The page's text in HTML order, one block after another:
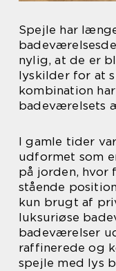
Spejle har
nylig, at de er
lyskilder for at
kombination
badeværelsets
I gamle tider
udformet som
på jorden, hvor
stående
kun brugt af
luksuriøse
badeværelser
raffinerede og
spejle med lys